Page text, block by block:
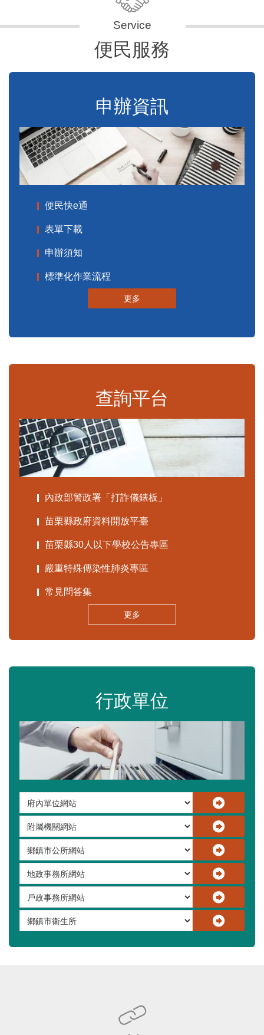
便民服務
申辦資訊
便民快e通
表單下載
申辦須知
標準化作業流程
更多
查詢平台
內政部警政署「打詐儀錶板」
苗栗縣政府資料開放平臺
苗栗縣30人以下學校公告專區
嚴重特殊傳染性肺炎專區
常見問答集
更多
行政單位